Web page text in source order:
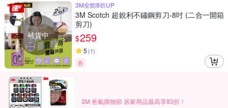
補貨中
3M全館8折UP
3M Scotch 超銳利不鏽鋼剪刀-8吋 (二合一開箱
剪刀)
$259
5 (1)
券
3M 爸氣購物節 居家用品最高享83折！